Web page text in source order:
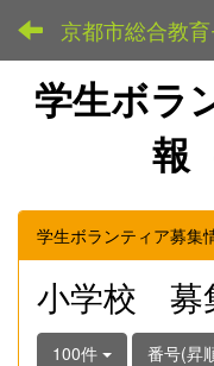
京都市総合教
学生ボラ
報
学生ボランティア募集
小学校 募
100件 番号(昇